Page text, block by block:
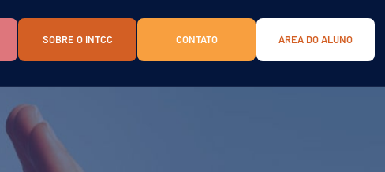
SOBRE O INTCC CONTATO ÁREA DO ALUNO